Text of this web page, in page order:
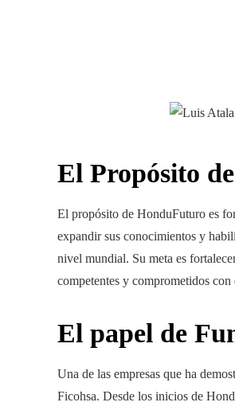
El Propósito
El propósito de HonduFuturo es
expandir sus conocimientos y
nivel mundial. Su meta es
competentes y comprometidos
El papel de
Una de las empresas que ha
Ficohsa. Desde los inicios de